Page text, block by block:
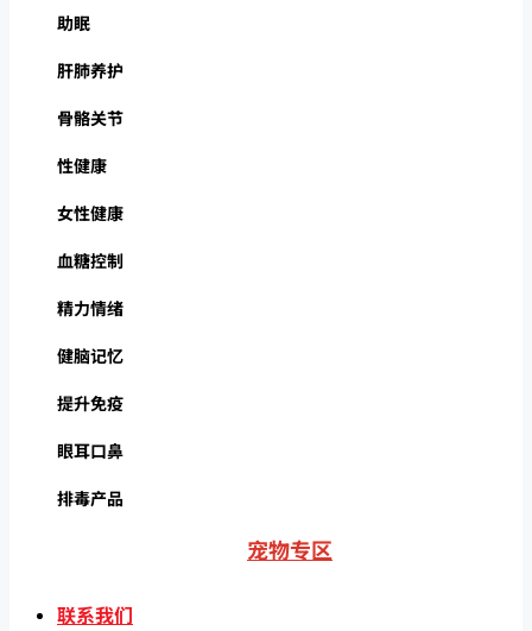
助眠
肝肺养护
骨骼关节
性健康
女性健康
血糖控制
精力情绪
健脑记忆
提升免疫
眼耳口鼻
排毒产品
宠物专区
联系我们